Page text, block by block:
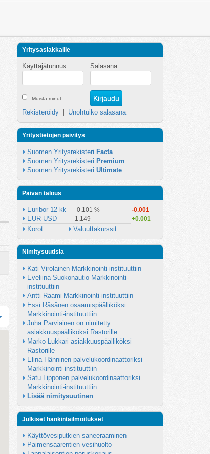
Yritysasiakkaille
Käyttäjätunnus: Salasana:
Muista minut
Rekisteröidy Unohtuiko salasana
Yritystietojen päivitys
Suomen Yritysrekisteri Facta
Suomen Yritysrekisteri Premium
Suomen Yritysrekisteri Ultimate
Päivän talous
Euribor 12 kk -0.101 % -0.001
EUR-USD 1.149 +0.001
Korot Valuuttakurssit
Nimitysuutisia
Kati Virolainen Markkinointi-instituuttiin
Eveliina Suokonautio Markkinointi-
instituuttiin
Antti Raami Markkinointi-instituuttiin
Essi Räsänen osaamispäälliköksi
Markkinointi-instituuttiin
Juha Parviainen on nimitetty
asiakkuuspäälliköksi Rastorille
Marko Lukkari asiakkuuspäälliköksi
Rastorille
Elina Hänninen palvelukoordinaattoriksi
Markkinointi-instituuttiin
Satu Lipponen palvelukoordinaattoriksi
Markkinointi-instituuttiin
Lisää nimitysuutinen
Julkiset hankintailmoitukset
Käyttövesiputkien saneeraaminen
Paimensaarentien vesihuolto